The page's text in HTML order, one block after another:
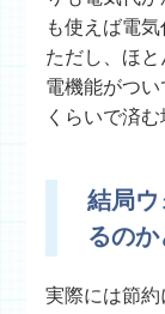
も使えば電
ただし、ほ
電機能がつい
くらいで済
結局
るの
実際には節